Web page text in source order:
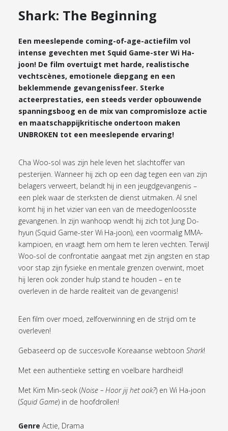
Shark: The Beginning
Een meeslepende coming-of-age-actiefilm vol
intense gevechten met Squid Game-ster Wi Ha-
joon! De film overtuigt met harde, realistische
vechtscènes, emotionele diepgang en een
beklemmende gevangenissfeer. Sterke
acteerprestaties, een steeds verder opbouwende
spanningsboog en de mix van compromisloze actie
en maatschappijkritische ondertoon maken
UNBROKEN tot een meeslepende ervaring!
Cha Woo-sol was zijn hele leven het slachtoffer van
pesterijen. Wanneer hij zich op een dag tegen een van zijn
belagers verweert, belandt hij in een jeugdgevangenis –
een plek waar de sterksten de dienst uitmaken. Al snel
komt hij in het vizier van een van de meedogenloosste
gevangenen. In zijn wanhoop wendt hij zich tot Jung Do-
hyun (Squid Game-ster Wi Ha-joon), een voormalig MMA-
kampioen, en vraagt hem om hem te leren vechten. Terwijl
Woo-sol de confrontatie aangaat met zijn angsten en stap
voor stap zijn fysieke en mentale grenzen overwint, moet
hij leren ook zonder hulp stand te houden – en te
overleven in de harde realiteit van de gevangenis!
Een film over moed, zelfoverwinning en de strijd om te
overleven!
Gebaseerd op de succesvolle Koreaanse webtoonShark!
Met een authentieke setting en voelbare hardheid!
Met Kim Min-seok (Noise – Hoor jij het ook?) en Wi Ha-joon
(Squid Game) in de hoofdrollen!
Genre Actie, Drama